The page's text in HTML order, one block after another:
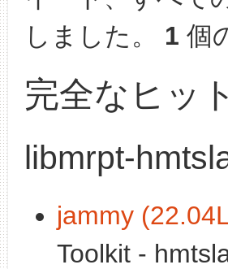
しました。 1 個
完全なヒット
libmrpt-
jammy
Toolkit -